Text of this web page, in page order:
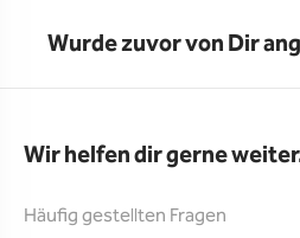
Wurde zuvor von Dir
Wir helfen dir gerne
Häufig gestellten Fragen